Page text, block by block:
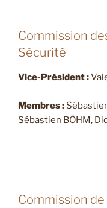
Commission
Sécurité
Vice-Président :
Membres :
Sébastien BÖHM,
Commission